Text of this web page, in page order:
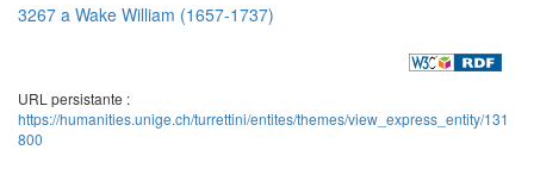
3267 a Wake William (1657-1737)
URL persistante :
https://humanities.unige.ch/turrettini/entites/themes/view_express_entity/131
800